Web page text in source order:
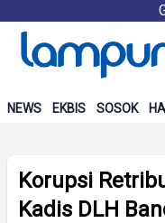
NEWS EKBIS SOSOK
Korupsi
Kadis DLH